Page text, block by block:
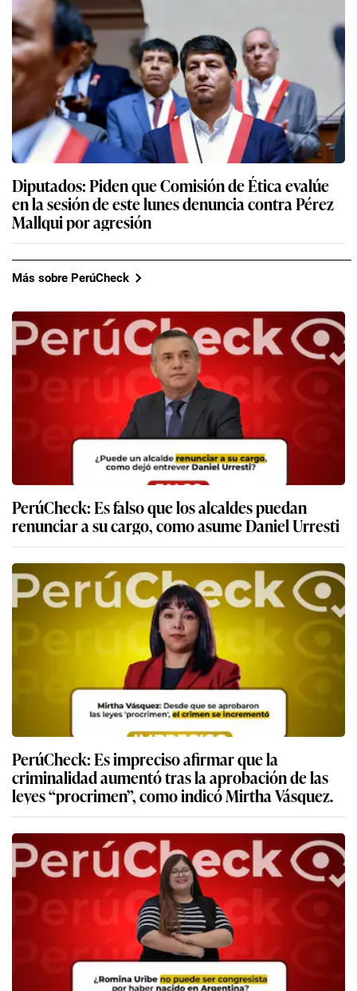
Diputados: Piden que Comisión de Ética evalúe
en la sesión de este lunes denuncia contra Pérez
Mallqui por agresión
Más sobre PerúCheck
PerúCheck: Es falso que los alcaldes puedan
renunciar a su cargo, como asume Daniel Urresti
PerúCheck: Es impreciso afirmar que la
criminalidad aumentó tras la aprobación de las
leyes “procrimen”, como indicó Mirtha Vásquez.